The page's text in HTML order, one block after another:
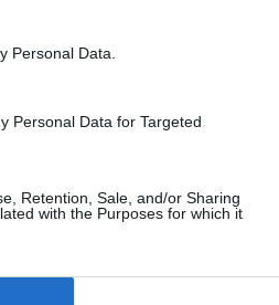
Personal Data.
Personal Data for Targeted
Retention, Sale, and/or Sharing
with the Purposes for which it